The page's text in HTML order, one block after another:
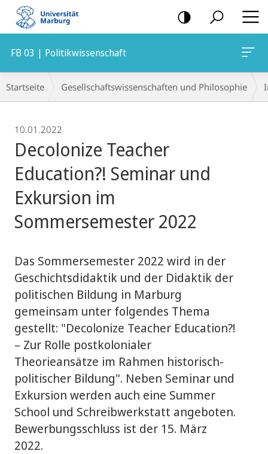
Mobile-
Navigation
FB 03 | Politikwissenschaft
Breadcrumb-
Navigation
Startseite Gesellschaftswissenschaften und Philosophie
10.01.2022
Decolonize Teacher
Education?! Seminar und
Exkursion im
Sommersemester 2022
Das Sommersemester 2022 wird in der
Geschichtsdidaktik und der Didaktik der
politischen Bildung in Marburg
gemeinsam unter folgendes Thema
gestellt: "Decolonize Teacher Education?!
– Zur Rolle postkolonialer
Theorieansätze im Rahmen historisch-
politischer Bildung". Neben Seminar und
Exkursion werden auch eine Summer
School und Schreibwerkstatt angeboten.
Bewerbungsschluss ist der 15. März
2022.